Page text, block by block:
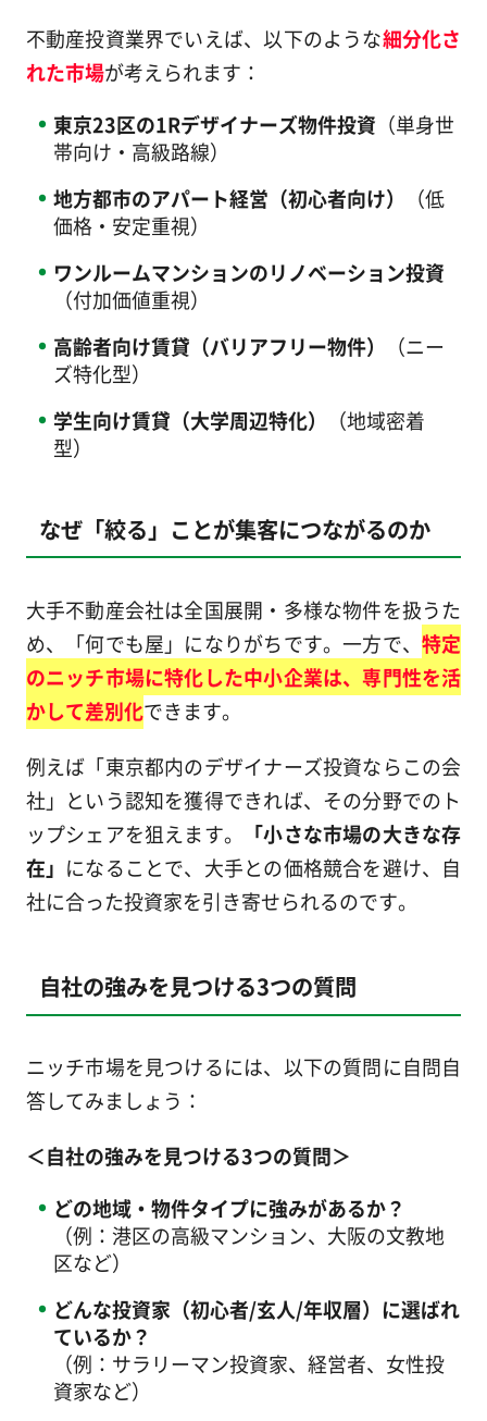
不動産投資業界でいえば、以下のような細分化さ
れた市場が考えられます：
東京23区の1Rデザイナーズ物件投資 （単身世
帯向け・高級路線）
地方都市のアパート経営（初心者向け）
（低
価格・安定重視）
ワンルームマンションのリノベーション投資
（付加価値重視）
高齢者向け賃貸（バリアフリー物件）
（ニー
ズ特化型）
学生向け賃貸（大学周辺特化）
（地域密着
型）
なぜ「絞る」ことが集客につながるのか
大手不動産会社は全国展開・多様な物件を扱うた
め、「何でも屋」になりがちです。一方で、 特定
のニッチ市場に特化した中小企業は、専門性を活
かして差別化できます。
例えば「東京都内のデザイナーズ投資ならこの会
社」という認知を獲得できれば、その分野でのト
ップシェアを狙えます。
「小さな市場の大きな存
在」 になることで、大手との価格競合を避け、自
社に合った投資家を引き寄せられるのです。
自社の強みを見つける3つの質問
ニッチ市場を見つけるには、以下の質問に自問自
答してみましょう：
＜自社の強みを見つける3つの質問＞
どの地域・物件タイプに強みがあるか？
（例：港区の高級マンション、大阪の文教地
区など）
どんな投資家（初心者/玄人/年収層）に選ばれ
ているか？
（例：サラリーマン投資家、経営者、女性投
資家など）